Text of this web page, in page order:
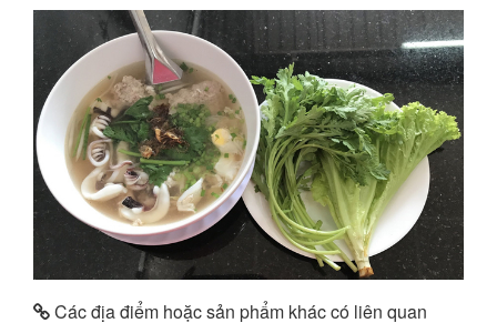
Các địa điểm hoặc sản phẩm khác có liên quan